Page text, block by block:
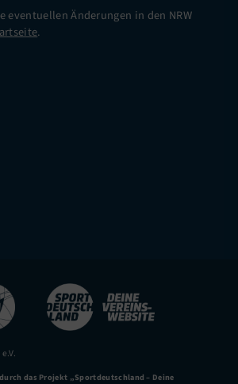
eventuellen Änderungen in den NRW
.
das Projekt „Sportdeutschland – Deine